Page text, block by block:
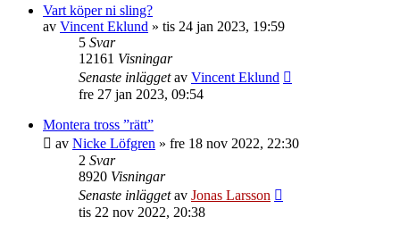
Vart köper ni sling?
av Vincent Eklund » tis 24 jan 2023, 19:59
5 Svar
12161 Visningar
Senaste inläggetav Vincent Eklund
fre 27 jan 2023, 09:54
Montera tross ”rätt”
av Nicke Löfgren » fre 18 nov 2022, 22:30
2 Svar
8920 Visningar
Senaste inläggetav Jonas Larsson
tis 22 nov 2022, 20:38